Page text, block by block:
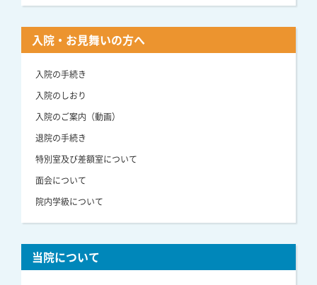
入院・お見舞いの方へ
入院の手続き
入院のしおり
入院のご案内（動画）
退院の手続き
特別室及び差額室について
面会について
院内学級について
当院について